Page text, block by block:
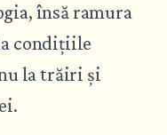
însă ramura
condițiile
la trăiri și